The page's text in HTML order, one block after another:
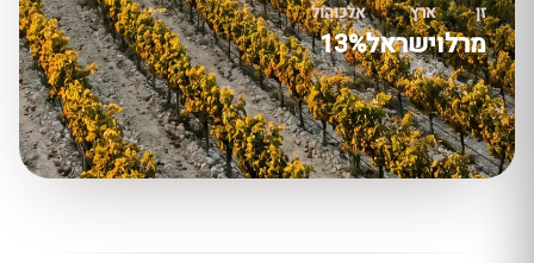
זן
מרלו
ארץ
ישראל
אלכוהול
13%